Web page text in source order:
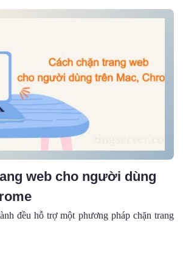
web cho người dùng
đều hỗ trợ một phương pháp chặn trang